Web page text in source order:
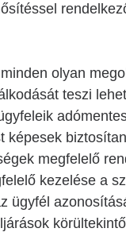
olyan
teszi
képesek
megfelelő
kezelése a
ügyfél